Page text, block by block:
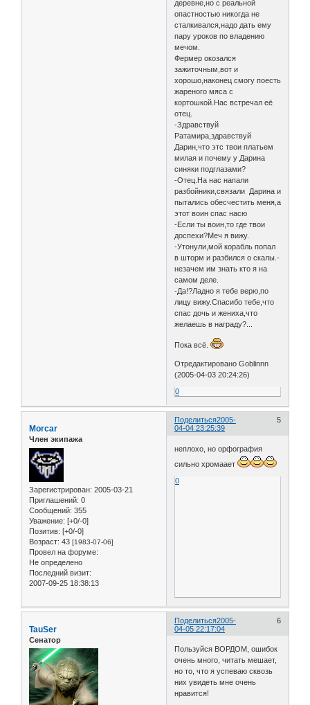
деревне,но с реальной
опастностью никогда не
сталкивался,надо дать ему
пару уроков по владению
мечом.
Фермер окозался
зажиточным,вот и
хорошо,наконец смогу поесть
жареного мяса с
кортошкой.Нас встречал её
отец.
-Здравствуй
Ратамира,здравствуй
Дарин,что этс твои платьем
милая и почему у Дарина
синяки подглазами?
-Отец.На нас напали
разбойники,связали Дарина и
пытались обесчестить меня,а
этот воин спас насю
-Если ты воин,то где твои
доспехи?Меч я вижу.
-Утонули,мой корабль попал
в шторм и разбился о скалы.-
незачем им знать кто я на
самом деле.
-Да!?Ладно я тебе верю,по
лицу вижу.Спасибо тебе,что
спас дочь и жениха,что
желаешь в награду?...
Пока всё.
Отредактировано Goblinnn
(2005-04-03 20:24:26)
0
Поделиться 5
2005-
04-04 23:25:39
Morcar
Член экипажа
Зарегистрирован: 2005-03-21
Приглашений: 0
Сообщений: 355
Уважение: [+0/-0]
Позитив: [+0/-0]
Возраст: 43 [1983-07-06]
Провел на форуме:
Не определено
Последний визит:
2007-09-25 18:38:13
неплохо, но орфография
сильно хромаает
0
Поделиться 6
2005-
04-05 22:17:04
TauSer
Сенатор
Пользуйся ВОРДОМ, ошибок
очень много, читать мешает,
но то, что я успеваю сквозь
них увидеть мне очень
нравится!